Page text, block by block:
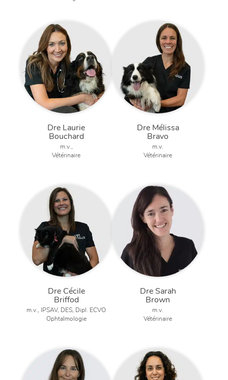
Dre Laurie
Bouchard
m.v.,
Vétérinaire
Dre Mélissa
Bravo
m.v.
Vétérinaire
Dre Cécile
Briffod
m.v., IPSAV, DES, Dipl. ECVO
Ophtalmologie
Dre Sarah
Brown
m.v.
Vétérinaire